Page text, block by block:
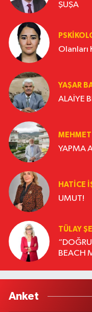
ŞUŞA
Olanları
YAŞAR
ALAİYE
MEHMET
YAPMA
HATICE
UMUT!
TÜLAY
BEACH
Anket